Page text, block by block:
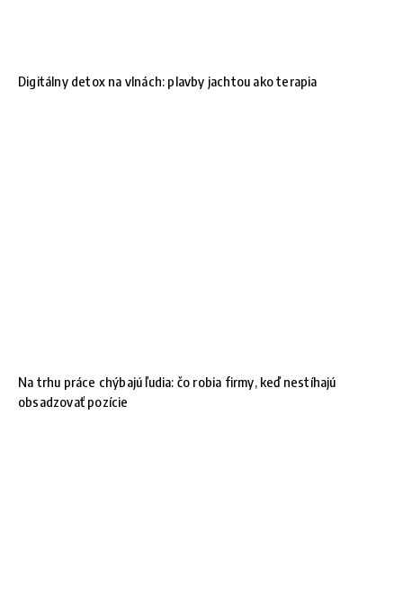
Digitálny detox na vlnách: plavby jachtou ako terapia
Na trhu práce chýbajú ľudia: čo robia firmy, keď nestíhajú
obsadzovať pozície